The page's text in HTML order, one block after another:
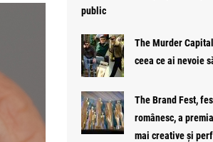
public
The Murder
ceea ce ai nevoie
The Brand Fest,
românesc, a
mai creative și